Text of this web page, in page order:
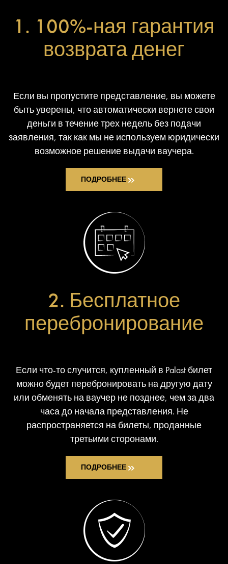
1. 100%-ная гарантия
возврата денег
Если вы пропустите представление, вы можете
быть уверены, что автоматически вернете свои
деньги в течение трех недель без подачи
заявления, так как мы не используем юридически
возможное решение выдачи ваучера.
ПОДРОБНЕЕ
2. Бесплатное
перебронирование
Если что-то случится, купленный в Palast билет
можно будет перебронировать на другую дату
или обменять на ваучер не позднее, чем за два
часа до начала представления. Не
распространяется на билеты, проданные
третьими сторонами.
ПОДРОБНЕЕ